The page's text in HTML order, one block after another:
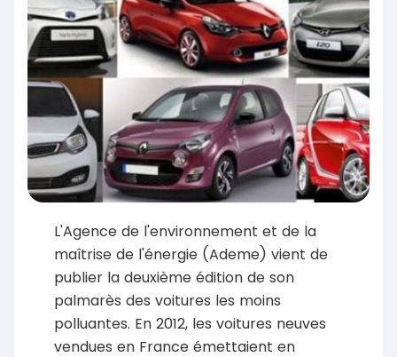
L'Agence de l'environnement et de la
maîtrise de l'énergie (Ademe) vient de
publier la deuxième édition de son
palmarès des voitures les moins
polluantes. En 2012, les voitures neuves
vendues en France émettaient en